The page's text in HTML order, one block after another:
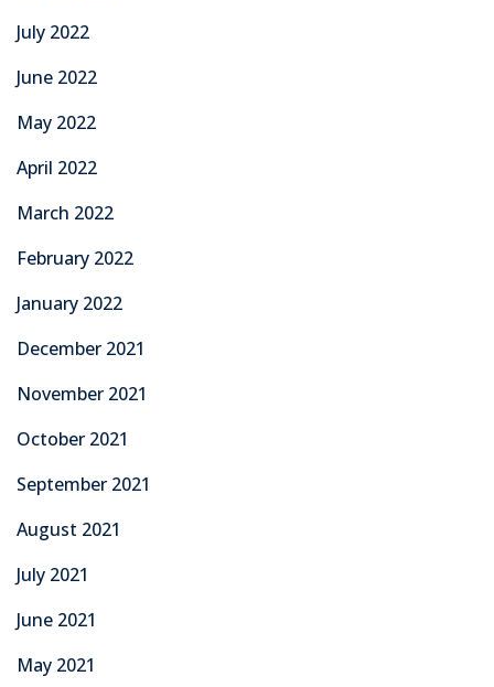
July 2022
June 2022
May 2022
April 2022
March 2022
February 2022
January 2022
December 2021
November 2021
October 2021
September 2021
August 2021
July 2021
June 2021
May 2021